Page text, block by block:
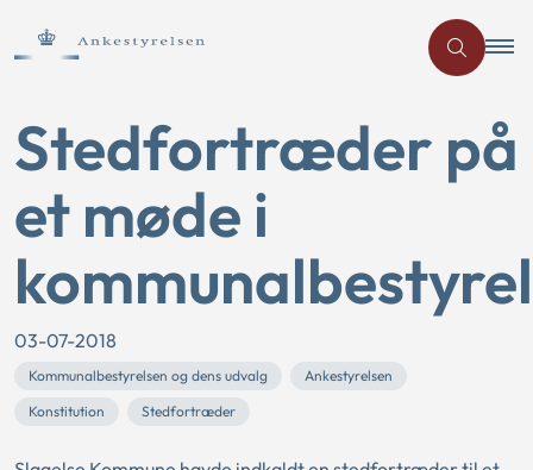
Stedfortræder på
et møde i
03-07-2018
Kommunalbestyrelsen og dens udvalg
Ankestyrelsen
Konstitution
Stedfortræder